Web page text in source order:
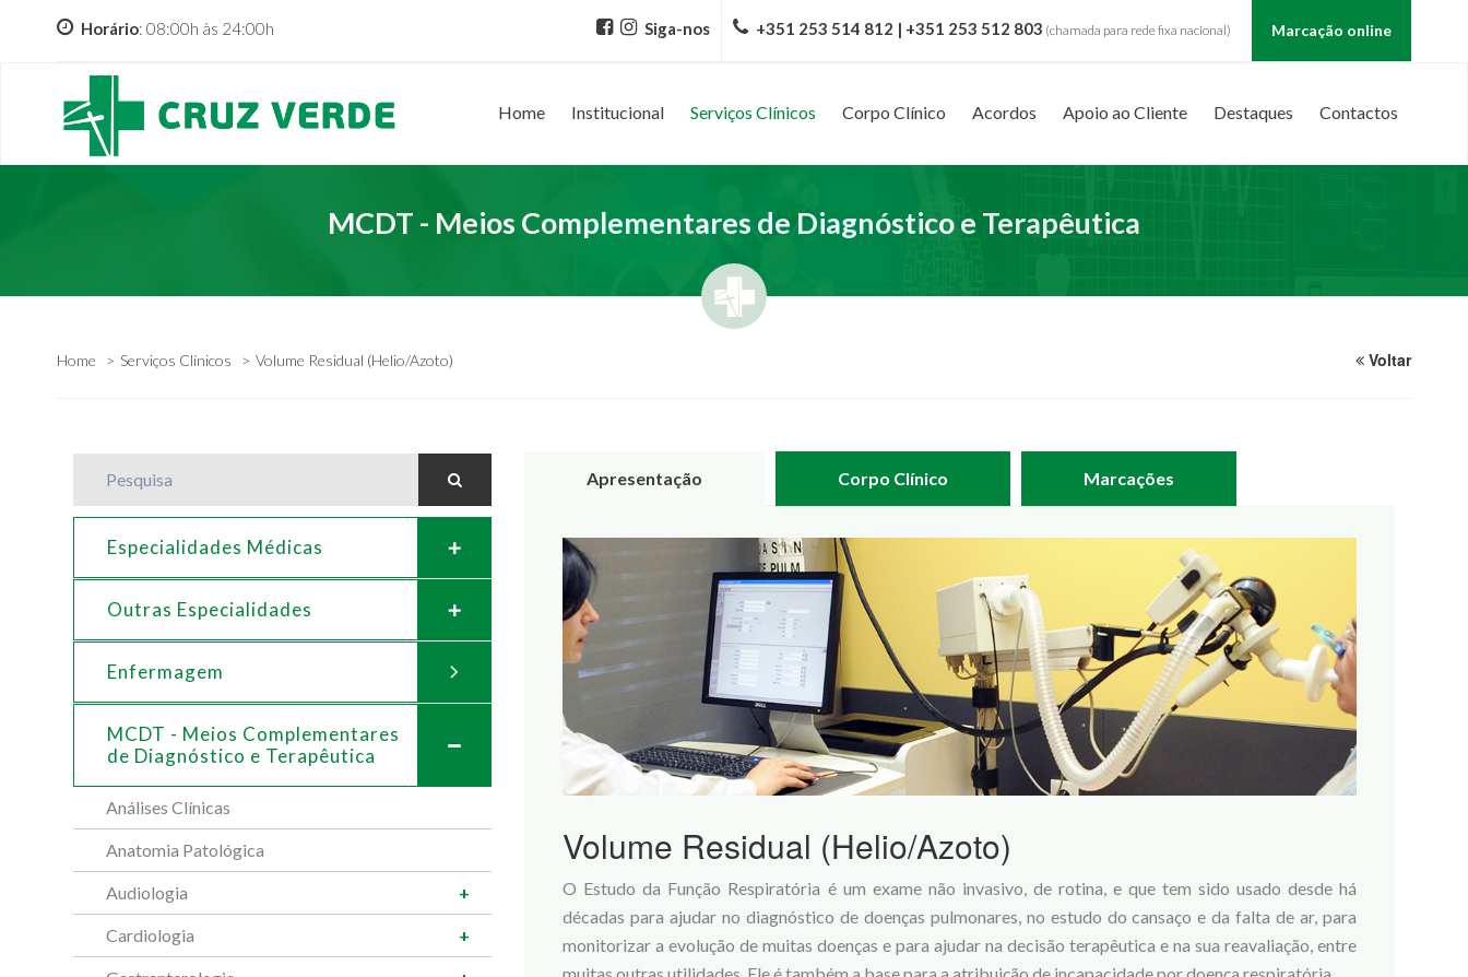
Horário: 08:00h às 24:00h Siga-nos +351 253 514 812 | +351 253 512 803 (chamada para rede fixa nacional) Marcação online
Home Institucional Serviços Clínicos Corpo Clínico Acordos Apoio ao Cliente Destaques Contactos
MCDT - Meios Complementares de Diagnóstico e Terapêutica
Home Serviços Clínicos Volume Residual (Helio/Azoto) Voltar
Especialidades Médicas
Outras Especialidades
Enfermagem
MCDT - Meios Complementares
de Diagnóstico e Terapêutica
Análises Clínicas
Anatomia Patológica
Audiologia
Cardiologia
Apresentação Corpo Clínico Marcações
Volume Residual (Helio/Azoto)
O Estudo da Função Respiratória é um exame não invasivo, de rotina, e que tem sido usado desde há
décadas para ajudar no diagnóstico de doenças pulmonares, no estudo do cansaço e da falta de ar, para
monitorizar a evolução de muitas doenças e para ajudar na decisão terapêutica e na sua reavaliação, entre